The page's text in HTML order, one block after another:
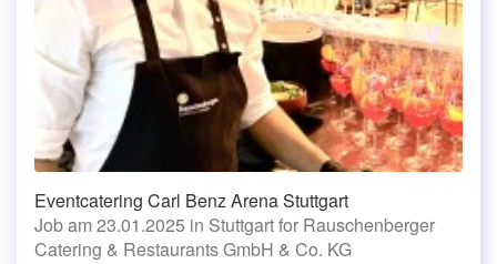
Eventcatering Carl Benz Arena Stuttgart
Job am 23.01.2025 in Stuttgart for Rauschenberger
Catering & Restaurants GmbH & Co. KG